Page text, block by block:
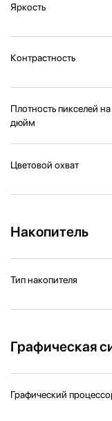
Яркость
Контрастность
Плотность пикселей на
дюйм
Цветовой охват
Накопитель
Тип накопителя
Графическая
Графический